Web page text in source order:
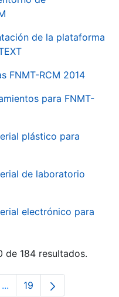
de la plataforma
FNMT-RCM 2014
para FNMT-
plástico para
de laboratorio
electrónico para
de 184 resultados.
...Páginas intermedias Use
Página
19